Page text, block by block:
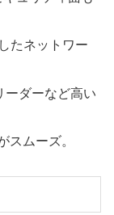
たネットワー
ーダーなど高い
スムーズ。